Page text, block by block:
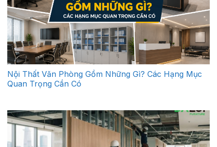
Nội Thất Văn Phòng Gồm Những Gì? Các Hạng Mục
Quan Trọng Cần Có